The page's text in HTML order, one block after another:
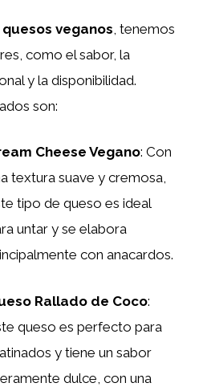
quesos veganos , tenemos
como el sabor, la
y la disponibilidad.
son:
Cheese Vegano: Con
textura suave y cremosa,
tipo de queso es ideal
untar y se elabora
con anacardos.
Rallado de Coco:
queso es perfecto para
y tiene un sabor
dulce, con una